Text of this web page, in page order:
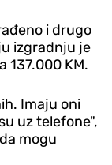
i drugo
izgradnju je
137.000 KM.
Imaju oni
uz telefone",
mogu